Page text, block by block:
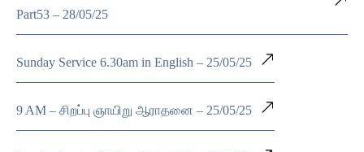
Part53 – 28/05/25
Sunday Service 6.30am in English – 25/05/25
9 AM – சிறப்பு ஞாயிறு ஆராதனை – 25/05/25